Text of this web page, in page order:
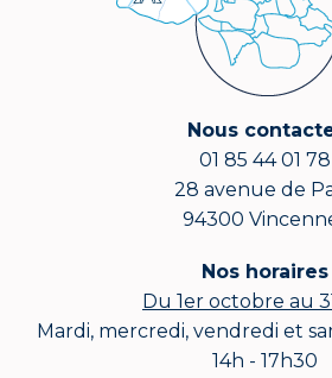
Nous
01 85 44 01 78
28 avenue de
94300
Nos horaires
Du 1er octobre au
Mardi, mercredi, vendredi et
14h - 17h30